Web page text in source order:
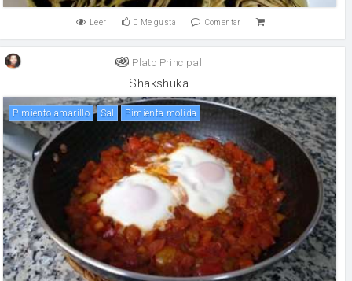
Leer 0 Me gusta Comentar
Plato Principal
Shakshuka
Pimiento amarillo sal Pimienta molida